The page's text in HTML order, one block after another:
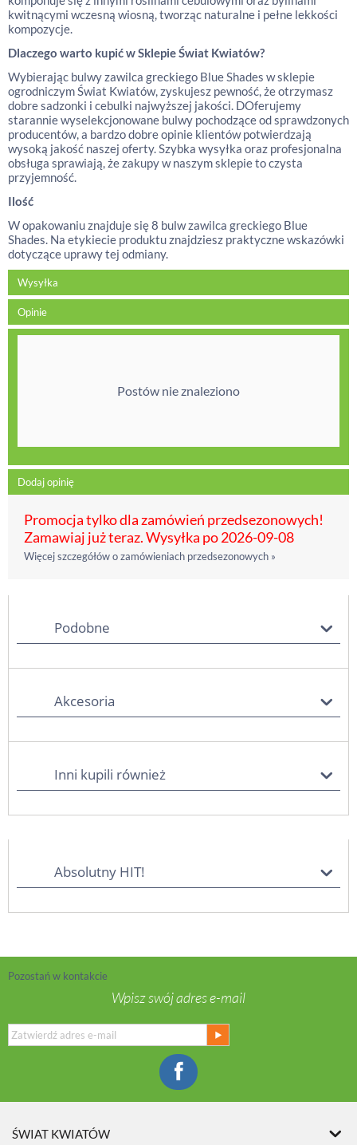
kwitnącymi wczesną wiosną, tworząc naturalne i pełne lekkości
kompozycje.
Dlaczego warto kupić w Sklepie Świat Kwiatów?
Wybierając bulwy zawilca greckiego Blue Shades w sklepie
ogrodniczym Świat Kwiatów, zyskujesz pewność, że otrzymasz
dobre sadzonki i cebulki najwyższej jakości. DOferujemy
starannie wyselekcjonowane bulwy pochodzące od sprawdzonych
producentów, a bardzo dobre opinie klientów potwierdzają
wysoką jakość naszej oferty. Szybka wysyłka oraz profesjonalna
obsługa sprawiają, że zakupy w naszym sklepie to czysta
przyjemność.
Ilość
W opakowaniu znajduje się 8 bulw zawilca greckiego Blue
Shades. Na etykiecie produktu znajdziesz praktyczne wskazówki
dotyczące uprawy tej odmiany.
Wysyłka
Opinie
Postów nie znaleziono
Dodaj opinię
Promocja tylko dla zamówień przedsezonowych!
Zamawiaj już teraz. Wysyłka po 2026-09-08
Więcej szczegółów o zamówieniach przedsezonowych »
Podobne
Akcesoria
Inni kupili również
Absolutny HIT!
Pozostań w kontakcie
Wpisz swój adres e-mail
ŚWIAT KWIATÓW